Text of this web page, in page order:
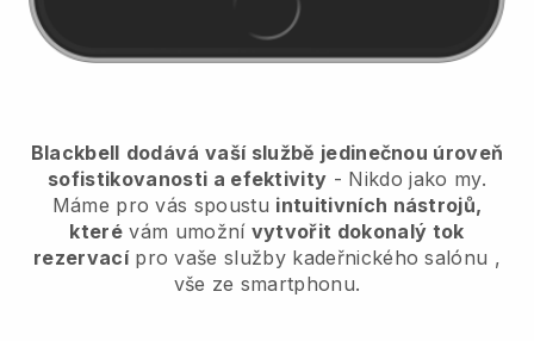
Blackbell dodává vaší službě jedinečnou úroveň
sofistikovanosti a efektivity - Nikdo jako my.
Máme pro vás spoustu intuitivních nástrojů,
které vám umožní vytvořit dokonalý tok
rezervací pro vaše služby kadeřnického salónu ,
vše ze smartphonu.